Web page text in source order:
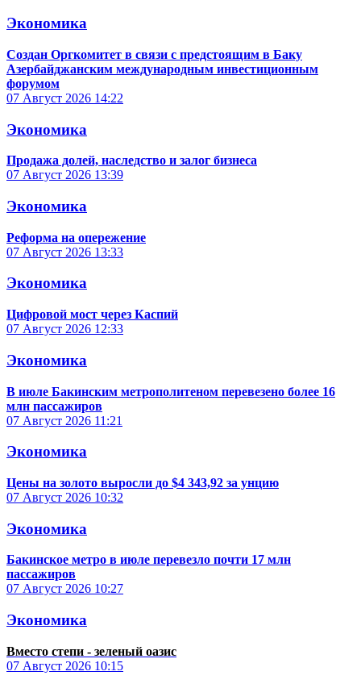
Экономика
Создан Оргкомитет в связи с предстоящим в Баку
Азербайджанским международным инвестиционным
форумом
07 Август 2026 14:22
Экономика
Продажа долей, наследство и залог бизнеса
07 Август 2026 13:39
Экономика
Реформа на опережение
07 Август 2026 13:33
Экономика
Цифровой мост через Каспий
07 Август 2026 12:33
Экономика
В июле Бакинским метрополитеном перевезено более 16
млн пассажиров
07 Август 2026 11:21
Экономика
Цены на золото выросли до $4 343,92 за унцию
07 Август 2026 10:32
Экономика
Бакинское метро в июле перевезло почти 17 млн
пассажиров
07 Август 2026 10:27
Экономика
Вместо степи - зеленый оазис
07 Август 2026 10:15